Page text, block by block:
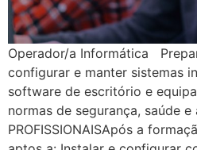
Operador/a Informática
configurar e manter sistemas
software de escritório e
normas de segurança, saúde e
PROFISSIONAISApós a